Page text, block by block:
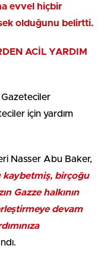
evvel hiçbir
olduğunu belirtti.
ACİL YARDIM
için yardım
Nasser Abu Baker,
kaybetmiş, birçoğu
Gazze halkının
devam